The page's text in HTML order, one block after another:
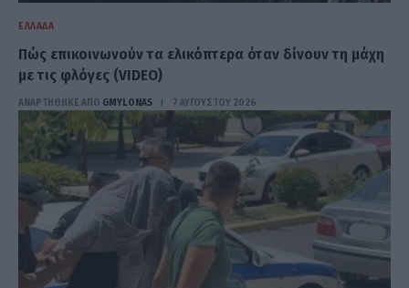
ΕΛΛΆΔΑ
Πώς επικοινωνούν τα ελικόπτερα όταν δίνουν τη μάχη
με τις φλόγες (VIDEO)
ΑΝΑΡΤΗΘΗΚΕ ΑΠΟ GMYLONAS 7 ΑΥΓΟΎΣΤΟΥ 2026